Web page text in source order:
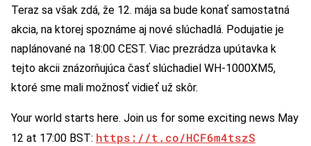
Teraz sa však zdá, že 12. mája sa bude konať samostatná
akcia, na ktorej spoznáme aj nové slúchadlá. Podujatie je
naplánované na 18:00 CEST. Viac prezrádza upútavka k
tejto akcii znázorňujúca časť slúchadiel WH-1000XM5,
ktoré sme mali možnosť vidieť už skôr.
Your world starts here. Join us for some exciting news May
12 at 17:00 BST: https://t.co/HCF6m4tszS